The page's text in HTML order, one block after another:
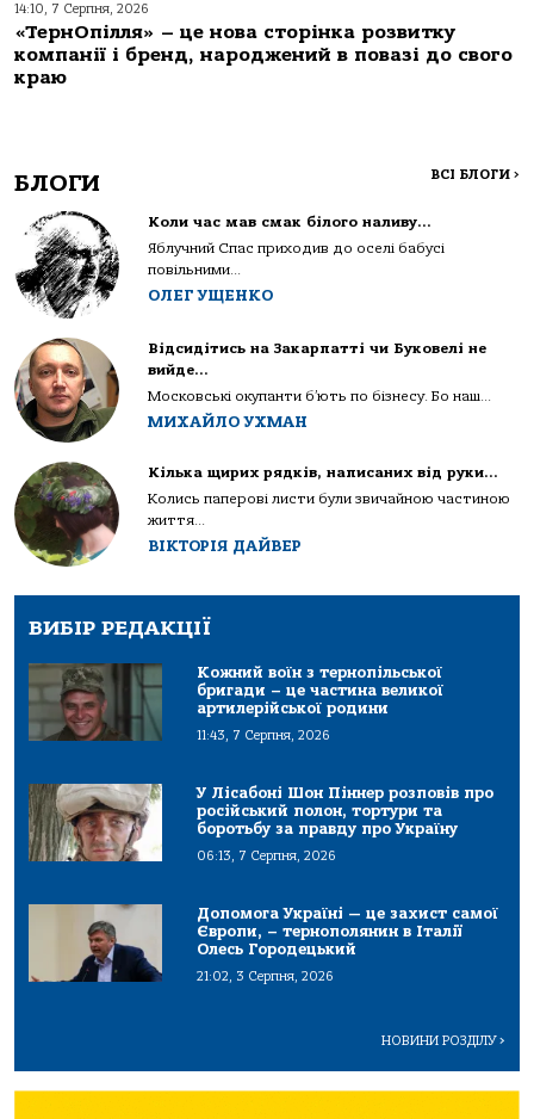
14:10, 7 Серпня, 2026
«ТернОпілля» – це нова сторінка розвитку
компанії і бренд, народжений в повазі до свого
краю
БЛОГИ ВСІ БЛОГИ >
Коли час мав смак білого наливу…
Яблучний Спас приходив до оселі бабусі
повільними...
ОЛЕГ УЩЕНКО
Відсидітись на Закарпатті чи Буковелі не
вийде…
Московські окупанти б’ють по бізнесу. Бо наш...
МИХАЙЛО УХМАН
Кілька щирих рядків, написаних від руки…
Колись паперові листи були звичайною частиною
життя...
ВІКТОРІЯ ДАЙВЕР
ВИБІР РЕДАКЦІЇ
Кожний воїн з тернопільської
бригади – це частина великої
артилерійської родини
11:43, 7 Серпня, 2026
У Лісабоні Шон Піннер розповів про
російський полон, тортури та
боротьбу за правду про Україну
06:13, 7 Серпня, 2026
Допомога Україні — це захист самої
Європи, – тернополянин в Італії
Олесь Городецький
21:02, 3 Серпня, 2026
НОВИНИ РОЗДІЛУ>